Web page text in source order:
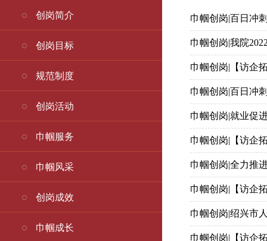
创岗简介
创岗目标
规范制度
创岗活动
巾帼服务
巾帼风采
创岗成效
巾帼成长
巾帼创岗|百日冲
巾帼创岗|我院
巾帼创岗|【访企
巾帼创岗|百日冲
巾帼创岗|就业促
巾帼创岗|【访企
巾帼创岗|全力推
巾帼创岗|【访企
巾帼创岗|绍兴市
巾帼创岗|【访企